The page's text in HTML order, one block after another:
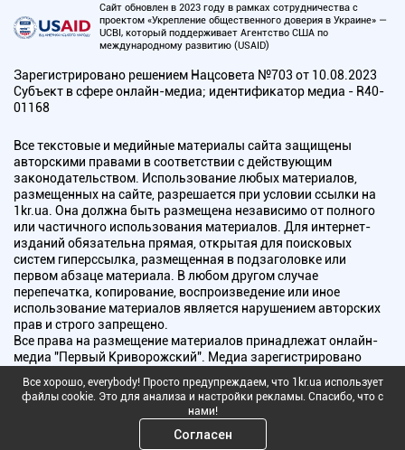
Сайт обновлен в 2023 году в рамках сотрудничества с
проектом «Укрепление общественного доверия в Украине» —
UCBI, который поддерживает Агентство США по
международному развитию (USAID)
Зарегистрировано решением Нацсовета №703 от 10.08.2023
Субъект в сфере онлайн-медиа; идентификатор медиа - R40-
01168
Все текстовые и медийные материалы сайта защищены
авторскими правами в соответствии с действующим
законодательством. Использование любых материалов,
размещенных на сайте, разрешается при условии ссылки на
1kr.ua. Она должна быть размещена независимо от полного
или частичного использования материалов. Для интернет-
изданий обязательна прямая, открытая для поисковых
систем гиперссылка, размещенная в подзаголовке или
первом абзаце материала. В любом другом случае
перепечатка, копирование, воспроизведение или иное
использование материалов является нарушением авторских
прав и строго запрещено.
Все права на размещение материалов принадлежат онлайн-
медиа "Первый Криворожский". Медиа зарегистрировано
радиовещания.
Copyright © 2010 - 2026 Все права защищены
Все хорошо, everybody! Просто предупреждаем, что 1kr.ua использует
файлы cookie. Это для анализа и настройки рекламы. Спасибо, что с
нами!
Согласен